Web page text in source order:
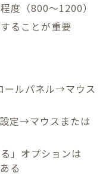
度（800〜1200）
ることが重要
ールパネル→マウス
定→マウスまたは
」オプションは
る